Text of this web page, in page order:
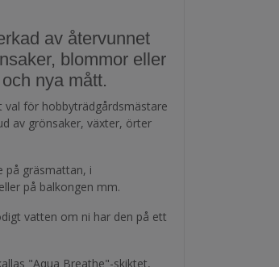
av återvunnet
blommor eller
nya mått.
för hobbyträdgårdsmästare
av grönsaker, växter, örter
på gräsmattan, i
på balkongen mm.
vatten om ni har den på ett
"Aqua Breathe"-skiktet,